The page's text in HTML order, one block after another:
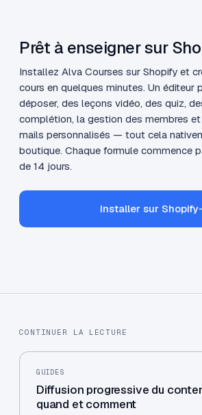
Prêt à enseigner sur
Installez Alva Courses sur Shopify et
cours en quelques minutes. Un éditeur
déposer, des leçons vidéo, des quiz,
complétion, la gestion des membres
mails personnalisés — tout cela
boutique. Chaque formule commence
de 14 jours.
Installer sur Shopify
CONTINUER LA LECTURE
GUIDES
Diffusion progressive du
quand et comment